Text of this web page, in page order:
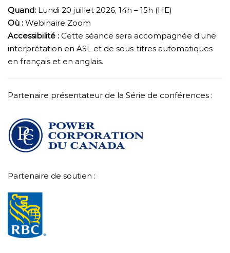
Quand: Lundi 20 juillet 2026, 14h – 15h (HE)
Où : Webinaire Zoom
Accessibilité : Cette séance sera accompagnée d’une
interprétation en ASL et de sous-titres automatiques
en français et en anglais.
Partenaire présentateur de la Série de conférences :
Partenaire de soutien :